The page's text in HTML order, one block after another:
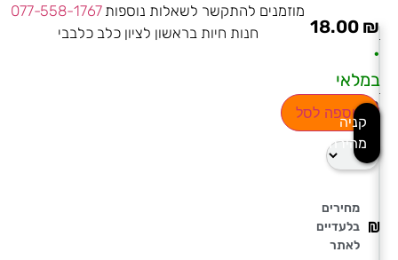
18.00 ₪
•
במלאי
בחירת
כמות
הוספה לסל
קניה
מהירה
מחירים
בלעדיים
לאתר
מוזמנים להתקשר לשאלות נוספות077-558-1767
חנות חיות בראשון לציון כלב כלבבי